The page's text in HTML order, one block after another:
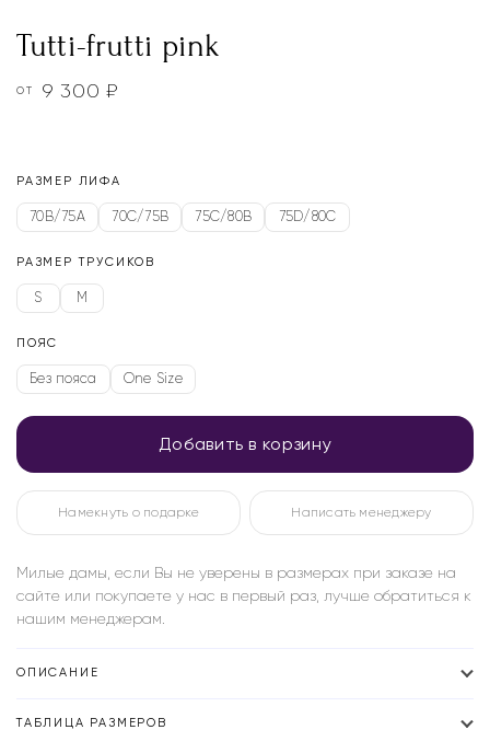
Tutti-frutti pink
ОТ 9 300 ₽
РАЗМЕР ЛИФА
70B/75A 70C/75B 75C/80B 75D/80C
РАЗМЕР ТРУСИКОВ
S M
ПОЯС
Без пояса One Size
Добавить в корзину
Намекнуть о подарке Написать менеджеру
Милые дамы, если Вы не уверены в размерах при заказе на
сайте или покупаете у нас в первый раз, лучше обратиться к
нашим менеджерам.
ОПИСАНИЕ
ТАБЛИЦА РАЗМЕРОВ